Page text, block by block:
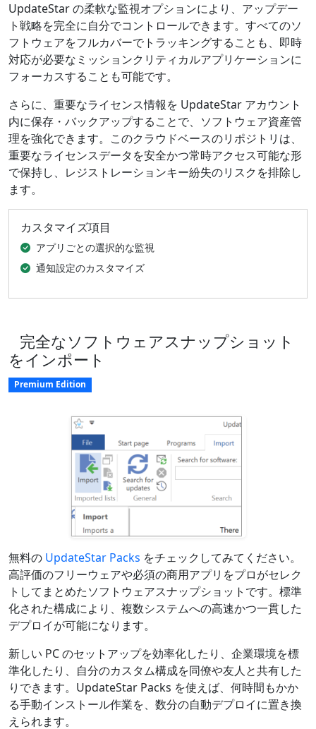
UpdateStar の柔軟な監視オプションにより、アップデー
ト戦略を完全に自分でコントロールできます。すべてのソ
フトウェアをフルカバーでトラッキングすることも、即時
対応が必要なミッションクリティカルアプリケーションに
フォーカスすることも可能です。
さらに、重要なライセンス情報を UpdateStar アカウント
内に保存・バックアップすることで、ソフトウェア資産管
理を強化できます。このクラウドベースのリポジトリは、
重要なライセンスデータを安全かつ常時アクセス可能な形
で保持し、レジストレーションキー紛失のリスクを排除し
ます。
カスタマイズ項目
アプリごとの選択的な監視
通知設定のカスタマイズ
完全なソフトウェアスナップショット
をインポート
Premium Edition
無料の UpdateStar Packs をチェックしてみてください。
高評価のフリーウェアや必須の商用アプリをプロがセレク
トしてまとめたソフトウェアスナップショットです。標準
化された構成により、複数システムへの高速かつ一貫した
デプロイが可能になります。
新しい PC のセットアップを効率化したり、企業環境を標
準化したり、自分のカスタム構成を同僚や友人と共有した
りできます。UpdateStar Packs を使えば、何時間もかか
る手動インストール作業を、数分の自動デプロイに置き換
えられます。